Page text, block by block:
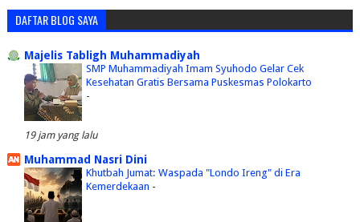
DAFTAR BLOG SAYA
Majelis Tabligh Muhammadiyah
SMP Muhammadiyah Imam Syuhodo Gelar Cek
Kesehatan Gratis Bersama Puskesmas Polokarto
-
19 jam yang lalu
Muhammad Nasri Dini
Khutbah Jumat: Waspada "Londo Ireng" di Era
Kemerdekaan -